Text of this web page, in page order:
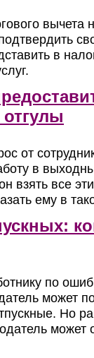
вычета
в
от
в
взять все
ему в
по
может
Но
может